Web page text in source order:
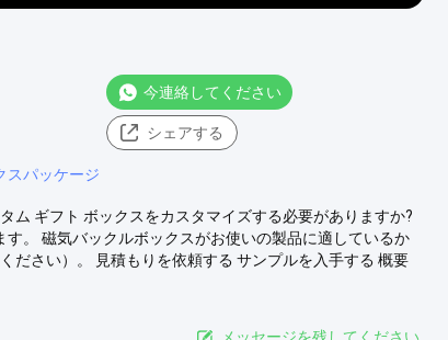
今連絡してください
シェアする
スパッケージ
ム ギフト ボックスをカスタマイズする必要がありますか?
。 磁気バックルボックスがお使いの製品に適しているか
ださい）。 見積もりを依頼する サンプルを入手する 概要
メッセージを残してください.